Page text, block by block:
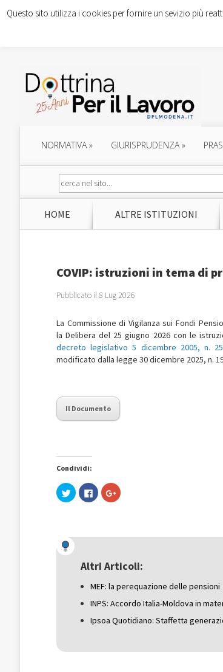
NORMATIVA» GIURISPRUDENZA»
HOME ALTRE ISTITUZIONI
COVIP: istruzioni in tema di
Pubblicato il 8 Lug 2026
La Commissione di Vigilanza sui Fondi
laDelibera del 25 giugno 2026 con le
decreto legislativo 5 dicembre 2005, n.
modificato dalla legge 30 dicembre 2025, n.
Il Documento
Condividi:
Fai
clic
(Si
apre
una
nuova
Fai
clic
nuova
finestra)
Fai
clic
una
nuova
Altri Articoli:
MEF: la perequazione delle pensioni
INPS: Accordo Italia-Moldova in
Ipsoa Quotidiano: Staffetta
Questo sito utilizza i cookies per fornire un sevizio più